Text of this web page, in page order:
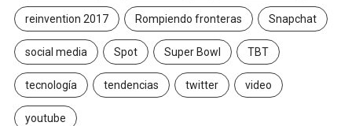
reinvention 2017 Rompiendo fronteras Snapchat
social media Spot Super Bowl TBT
tecnología tendencias twitter video
youtube